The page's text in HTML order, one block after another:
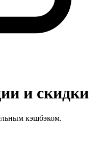
и скидки
кэшбэком.